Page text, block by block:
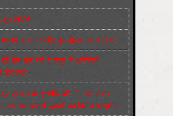
2026
भाजपा सरकार और बुलडोज़र का आतंक!
पार कर रही है क्यूबा में अमेरिकी
प्रधान के इस्तीफ़े की माँग को लेकर
पर छात्रों-युवाओं का विरोध प्रदर्शन